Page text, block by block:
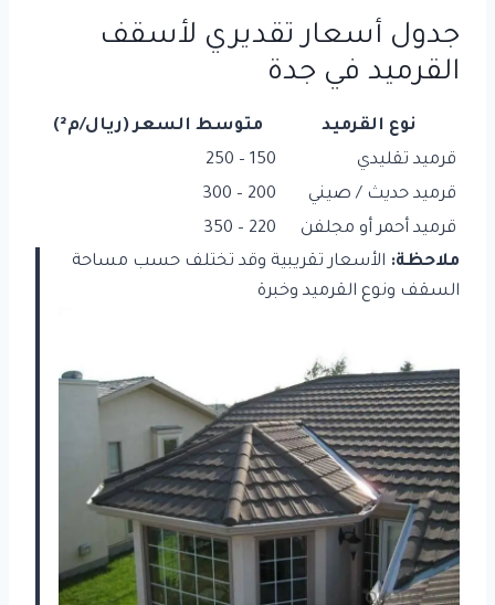
جدول أسعار تقديري لأسقف
القرميد في جدة
نوع القرميد
متوسط السعر (ريال/م²)
قرميد تقليدي
150 – 250
قرميد حديث / صيني
200 – 300
قرميد أحمر أو مجلفن
220 – 350
ملاحظة: الأسعار تقريبية وقد تختلف حسب مساحة
السقف ونوع القرميد وخبرة